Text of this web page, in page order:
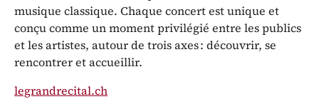
musique classique. Chaque concert est unique et
conçu comme un moment privilégié entre les publics
et les artistes, autour de trois axes : découvrir, se
rencontrer et accueillir.
legrandrecital.ch